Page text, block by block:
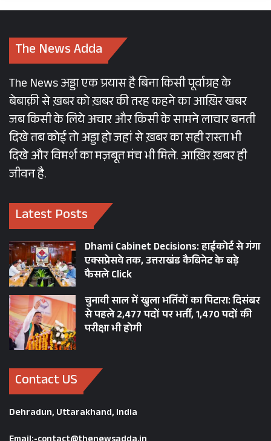
The News Adda
The News अड्डा एक प्रयास है बिना किसी पूर्वाग्रह के
बेबाक़ी से ख़बर को ख़बर की तरह कहने का आख़िर खबर
जब किसी के लिये अचार और किसी के सामने लाचार बनती
दिखे तब कोई तो अड्डा हो जहां से ख़बर का सही रास्ता भी
दिखे और विमर्श का मज़बूत मंच भी मिले. आख़िर ख़बर ही
जीवन है.
Latest Posts
Dhami Cabinet Decisions: हाईकोर्ट से गंगा
एक्सप्रेसवे तक, उत्तराखंड कैबिनेट के बड़े
फैसले Click
चुनावी साल में खुला भर्तियों का पिटारा: दिसंबर
से पहले 2,477 पदों पर भर्ती, 1,470 पदों की
परीक्षा भी होगी
Contact US
Dehradun, Uttarakhand, India